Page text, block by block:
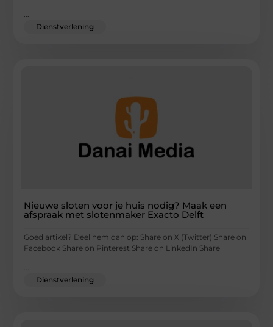
Dienstverlening
Nieuwe sloten voor je huis nodig? Maak een
afspraak met slotenmaker Exacto Delft
Goed artikel? Deel hem dan op: Share on X (Twitter) Share on
Facebook Share on Pinterest Share on LinkedIn Share
...
Dienstverlening